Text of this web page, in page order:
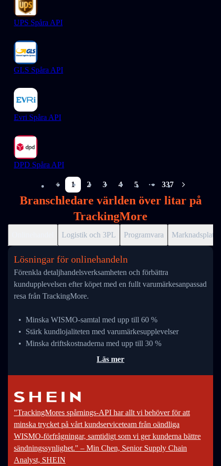
UPS Spåra API
GLS Spåra API
Evri Spåra API
DPD Spåra API
1 2 3 4 5
More pages
337
Branschledare världen över litar på
TrackingMore
Logistik och 3PL Programvara Marknadsplats
Lösningar för onlinehandeln
Förenkla detaljhandelsverksamheten och förbättra
kundupplevelsen efter köpet med en fullt varumärkesanpassad
resa från TrackingMore.
Minska WISMO-samtal med upp till 60 %
Stärk kundlojaliteten med varumärkesupplevelser
Minska driftskostnaderna med upp till 30 %
Läs mer
"TrackingMores spårnings-API har allt vi behöver för att
minska trycket på vårt kundserviceteam från oändliga
WISMO-förfrågningar, samtidigt som vi ger kunderna bättre
sändningssynlighet." – Min Chen, Senior Supply Chain
Analyst, SHEIN